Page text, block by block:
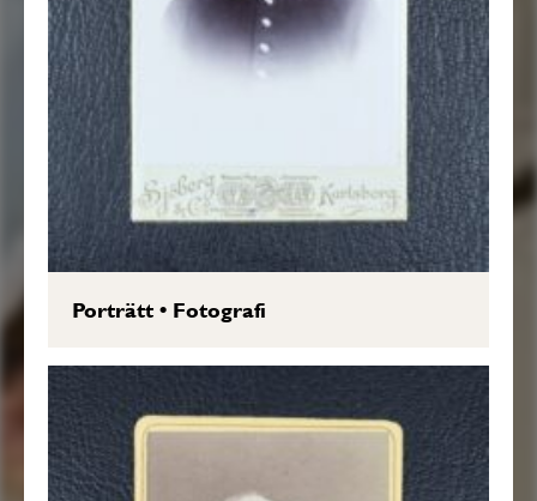
Porträtt• Fotografi